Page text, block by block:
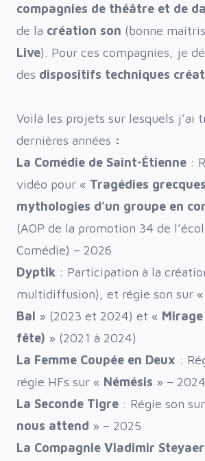
compagnies de théâtre et de
de la création son (bonne
Live). Pour ces compagnies, je
des dispositifs techniques
Voilà les projets sur lesquels j’ai
dernières années :
La Comédie de Saint-Étienne :
vidéo pour « Tragédies
mythologies d’un groupe en
(AOP de la promotion 34 de
Comédie) – 2026
Dyptik : Participation à la
multidiffusion), et régie son sur «
Bal » (2023 et 2024) et «
fête) » (2021 à 2024)
La Femme Coupée en Deux :
régie HFs sur « Némésis » – 2024
La Seconde Tigre : Régie son
nous attend » – 2025
La Compagnie Vladimir